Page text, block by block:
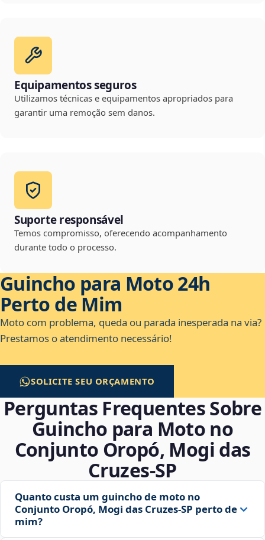
Equipamentos seguros
Utilizamos técnicas e equipamentos apropriados para
garantir uma remoção sem danos.
Suporte responsável
Temos compromisso, oferecendo acompanhamento
durante todo o processo.
Guincho para Moto 24h
Perto de Mim
Moto com problema, queda ou parada inesperada na via?
Prestamos o atendimento necessário!
SOLICITE SEU ORÇAMENTO
Perguntas Frequentes Sobre
Guincho para Moto no
Conjunto Oropó, Mogi das
Cruzes‑SP
Quanto custa um guincho de moto no
Conjunto Oropó, Mogi das Cruzes‑SP perto de
mim?